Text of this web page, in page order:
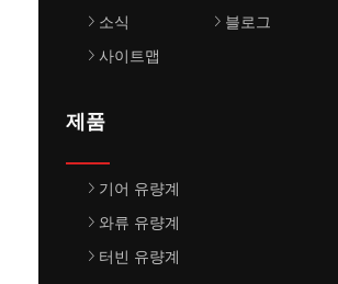
소식
블로그
사이트맵
제품
기어 유량계
와류 유량계
터빈 유량계